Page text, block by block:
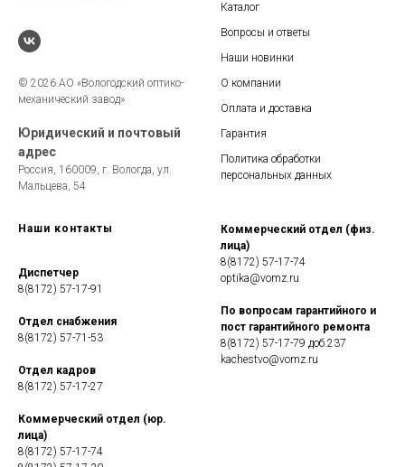
© 2026 АО «Вологодский оптико-
механический завод»
Юридический и почтовый
адрес
Россия, 160009, г. Вологда, ул.
Мальцева, 54
Каталог
Вопросы и ответы
Наши новинки
О компании
Оплата и доставка
Гарантия
Политика обработки
персональных данных
Наши контакты
Диспетчер
8(8172) 57-17-91
Отдел снабжения
8(8172) 57-71-53
Отдел кадров
8(8172) 57-17-27
Коммерческий отдел (юр.
лица)
8(8172) 57-17-74
Коммерческий отдел (физ.
лица)
8(8172) 57-17-74
optika@vomz.ru
По вопросам гарантийного и
пост гарантийного ремонта
8(8172) 57-17-79 доб.237
kachestvo@vomz.ru